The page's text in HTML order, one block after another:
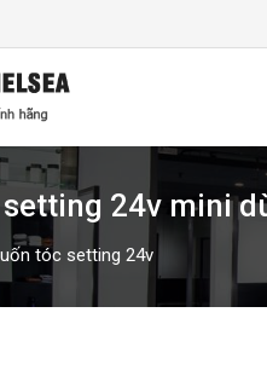
24v mini
tóc setting 24v